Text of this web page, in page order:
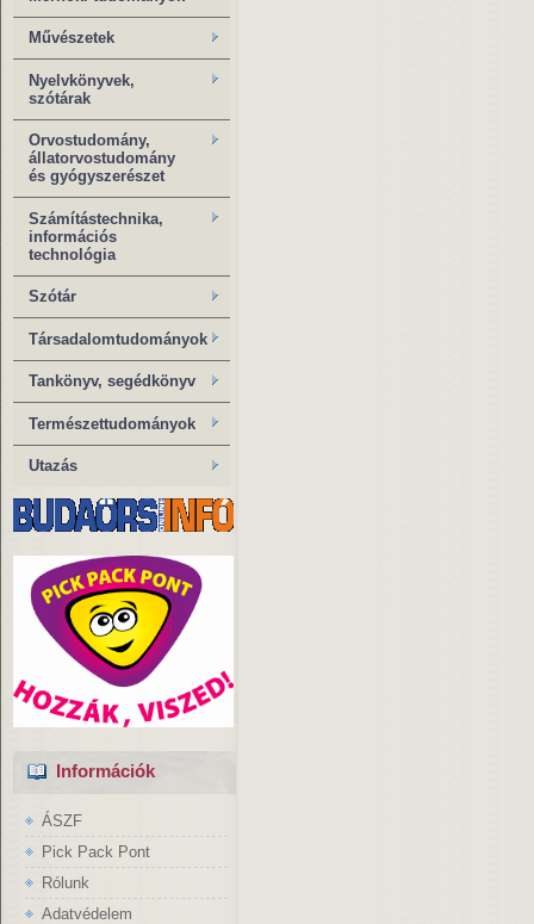
Művészetek
Nyelvkönyvek,
szótárak
Orvostudomány,
állatorvostudomány
és gyógyszerészet
Számítástechnika,
információs
technológia
Szótár
Társadalomtudományok
Tankönyv, segédkönyv
Természettudományok
Utazás
Információk
ÁSZF
Pick Pack Pont
Rólunk
Adatvédelem